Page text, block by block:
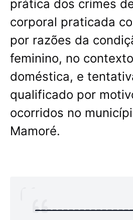
prática dos crimes
corporal praticada
por razões da
feminino, no
doméstica, e
qualificado por
ocorridos no
Mamoré.